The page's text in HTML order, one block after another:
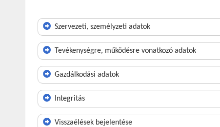
Szervezeti, személyzeti adatok
Tevékenységre, működésre vonatkozó adatok
Gazdálkodási adatok
Integritás
Visszaélések bejelentése